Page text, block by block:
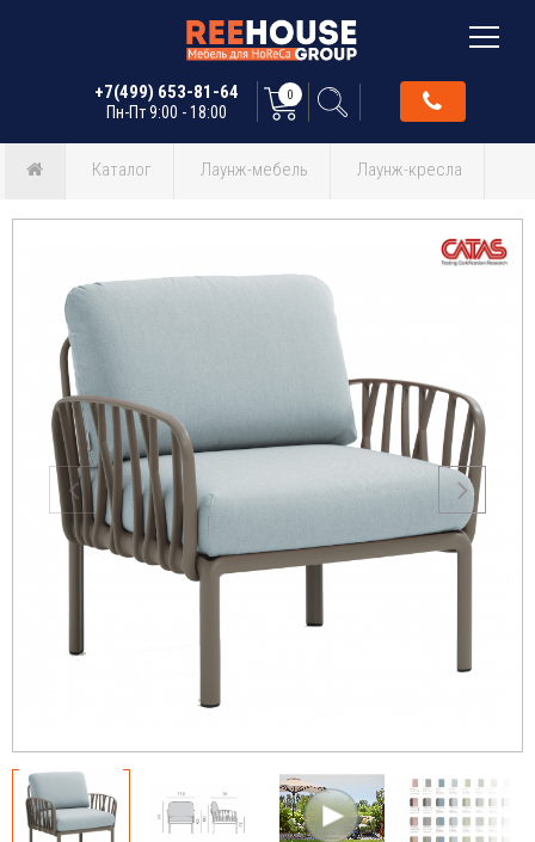
+7(499) 653-81-64
Пн-Пт 9:00 - 18:00
0
Каталог Лаунж-мебель Лаунж-кресла